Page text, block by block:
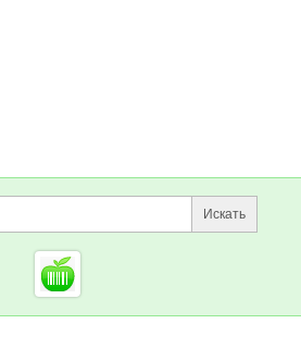
информация
Поиск по сайту и
Искать
Cсылки на полезные
Foodretail.ru
— продукты